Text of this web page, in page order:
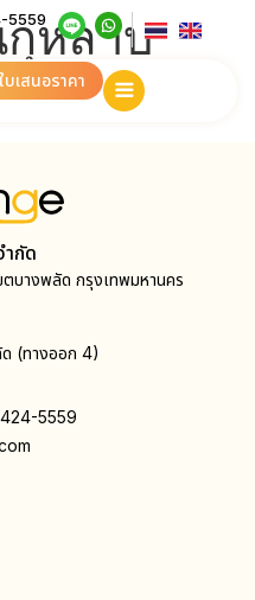
5559
บเสนอราคา
กุหลาบ
ำกัด
บางพลัด กรุงเทพมหานคร
ด (ทางออก 4)
5559